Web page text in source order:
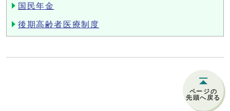
国民年金
後期高齢者医療制度
ページの
先頭へ戻る